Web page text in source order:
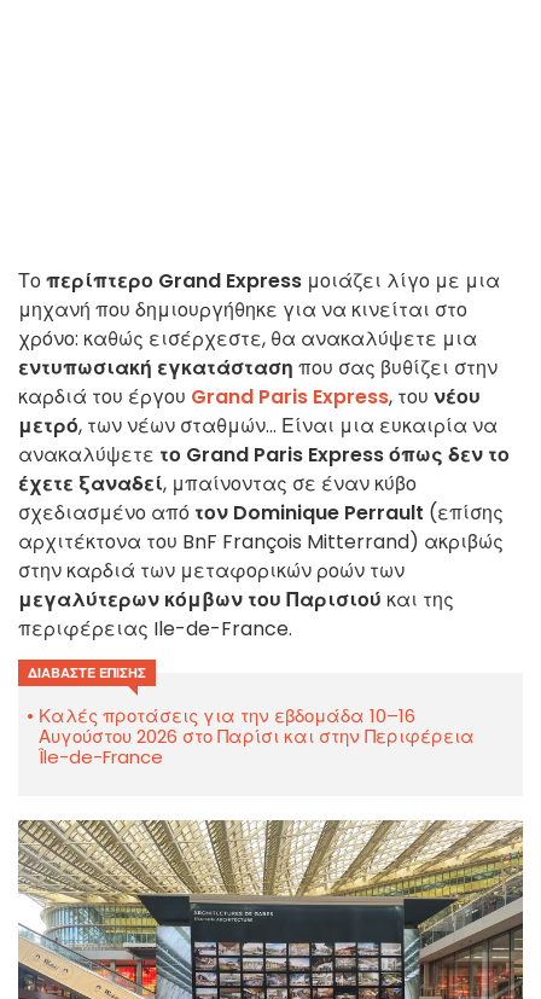
Τοπερίπτερο Grand Express μοιάζει λίγο με μια
μηχανή που δημιουργήθηκε για να κινείται στο
χρόνο: καθώς εισέρχεστε, θα ανακαλύψετε μια
εντυπωσιακή εγκατάσταση που σας βυθίζει στην
καρδιά του έργου Grand Paris Express, του νέου
μετρό, των νέων σταθμών... Είναι μια ευκαιρία να
ανακαλύψετε το Grand Paris Express όπως δεν το
έχετε ξαναδεί, μπαίνοντας σε έναν κύβο
σχεδιασμένο από τον Dominique Perrault (επίσης
αρχιτέκτονα του BnF François Mitterrand) ακριβώς
στην καρδιά των μεταφορικών ροών των
μεγαλύτερων κόμβων του Παρισιού και της
περιφέρειας Ile-de-France.
ΔΙΑΒΆΣΤΕ ΕΠΊΣΗΣ
Καλές προτάσεις για την εβδομάδα 10–16
Αυγούστου 2026 στο Παρίσι και στην Περιφέρεια
Île-de-France